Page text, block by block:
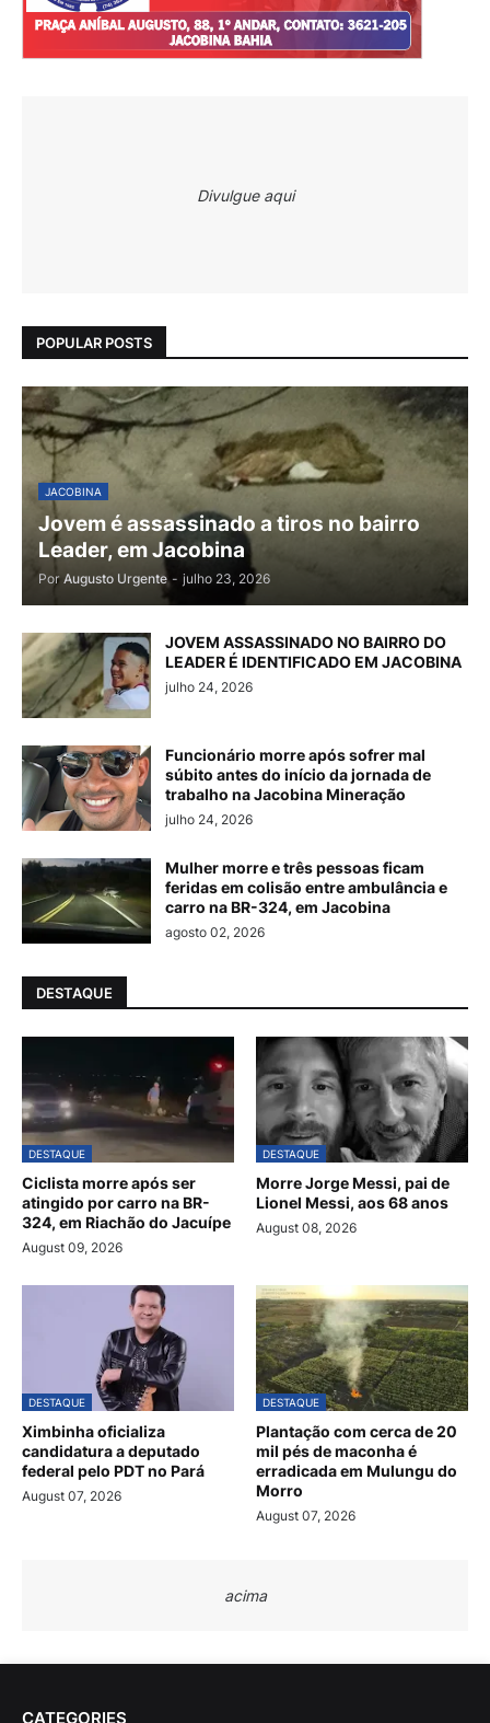
Divulgue aqui
POPULAR POSTS
JACOBINA
Jovem é assassinado a tiros no bairro
Leader, em Jacobina
Por Augusto Urgente - julho 23, 2026
JOVEM ASSASSINADO NO BAIRRO DO
LEADER É IDENTIFICADO EM JACOBINA
julho 24, 2026
Funcionário morre após sofrer mal
súbito antes do início da jornada de
trabalho na Jacobina Mineração
julho 24, 2026
Mulher morre e três pessoas ficam
feridas em colisão entre ambulância e
carro na BR-324, em Jacobina
agosto 02, 2026
DESTAQUE
DESTAQUE
Ciclista morre após ser
atingido por carro na BR-
324, em Riachão do Jacuípe
August 09, 2026
DESTAQUE
Morre Jorge Messi, pai de
Lionel Messi, aos 68 anos
August 08, 2026
DESTAQUE
Ximbinha oficializa
candidatura a deputado
federal pelo PDT no Pará
August 07, 2026
DESTAQUE
Plantação com cerca de 20
mil pés de maconha é
erradicada em Mulungu do
Morro
August 07, 2026
acima
CATEGORIES